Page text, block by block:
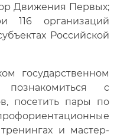
Движения Первых;
116 организаций
Российской
государственном
познакомиться с
посетить пары по
и мастер-